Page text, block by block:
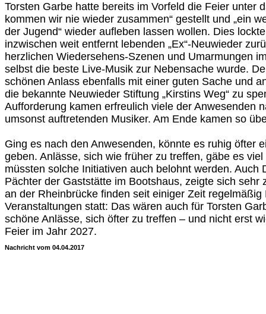
Torsten Garbe hatte bereits im Vorfeld die Feier unter
kommen wir nie wieder zusammen“ gestellt und „ein
der Jugend“ wieder aufleben lassen wollen. Dies
inzwischen weit entfernt lebenden „Ex“-Neuwieder
herzlichen Wiedersehens-Szenen und Umarmungen
selbst die beste Live-Musik zur Nebensache wurde.
schönen Anlass ebenfalls mit einer guten Sache und
die bekannte Neuwieder Stiftung „Kirstins Weg“ zu
Aufforderung kamen erfreulich viele der Anwesenden
umsonst auftretenden Musiker. Am Ende kamen so
Ging es nach den Anwesenden, könnte es ruhig öfter
geben. Anlässe, sich wie früher zu treffen, gäbe es
müssten solche Initiativen auch belohnt werden. Auch
Pächter der Gaststätte im Bootshaus, zeigte sich sehr
an der Rheinbrücke finden seit einiger Zeit regelmäßig
Veranstaltungen statt: Das wären auch für Torsten
schöne Anlässe, sich öfter zu treffen – und nicht erst
Feier im Jahr 2027.
Nachricht vom 04.04.2017